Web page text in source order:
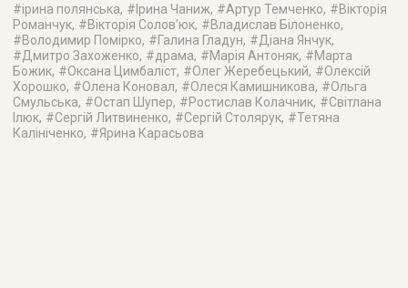
#ірина полянська, #Ірина Чаниж, #Артур Темченко, #Вікторія
Романчук, #Вікторія Солов’юк, #Владислав Білоненко,
#Володимир Помірко, #Галина Гладун, #Діана Янчук,
#Дмитро Захоженко, #драма, #Марія Антоняк, #Марта
Божик, #Оксана Цимбаліст, #Олег Жеребецький, #Олексій
Хорошко, #Олена Коновал, #Олеся Камишникова, #Ольга
Смульська, #Остап Шупер, #Ростислав Колачник, #Світлана
Ілюк, #Сергій Литвиненко, #Сергій Столярук, #Тетяна
Калініченко, #Ярина Карасьова